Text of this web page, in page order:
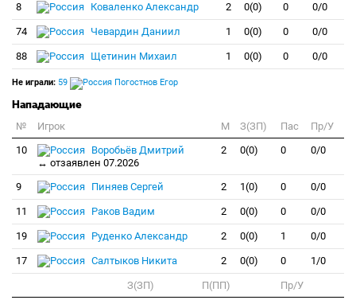
8 Коваленко Александр 2 0(0) 0 0/0
74 Чевардин Даниил 1 0(0) 0 0/0
88 Щетинин Михаил 1 0(0) 0 0/0
Не играли: 59 Погостнов Егор
Нападающие
№ Игрок M З(ЗП) Пас
Пр/У
10
Воробьёв Дмитрий
↔ отзаявлен 07.2026
2 0(0) 0 0/0
9 Пиняев Сергей 2 1(0) 0 0/0
11 Раков Вадим 2 0(0) 0 0/0
19 Руденко Александр 2 0(0) 1 0/0
17 Салтыков Никита 2 0(0) 0 1/0
З(ЗП) П(ПП)
Пр/У